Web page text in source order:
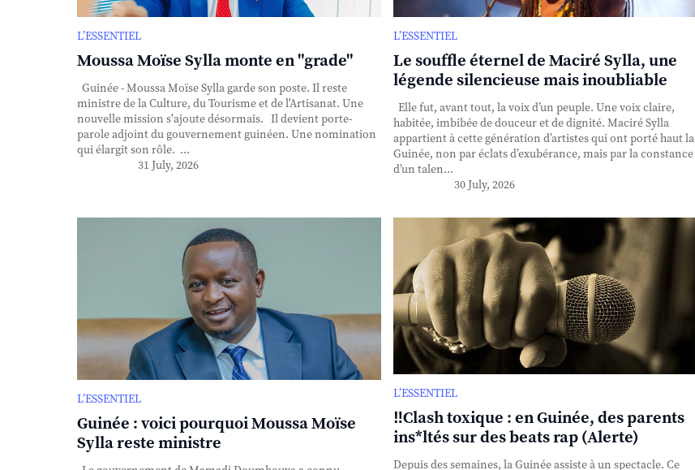
L’ESSENTIEL
Moussa Moïse Sylla monte en "grade"
Guinée - Moussa Moïse Sylla garde son poste. Il reste
ministre de la Culture, du Tourisme et de l'Artisanat. Une
nouvelle mission s'ajoute désormais. Il devient porte-
parole adjoint du gouvernement guinéen. Une nomination
qui élargit son rôle. ...
31 July, 2026
L’ESSENTIEL
Le souffle éternel de Maciré Sylla, une
légende silencieuse mais inoubliable
Elle fut, avant tout, la voix d’un peuple. Une voix claire,
habitée, imbibée de douceur et de dignité. Maciré Sylla
appartient à cette génération d’artistes qui ont porté haut la
Guinée, non par éclats d’exubérance, mais par la constance
d’un talen...
30 July, 2026
L’ESSENTIEL
Guinée : voici pourquoi Moussa Moïse
Sylla reste ministre
L’ESSENTIEL
‼️Clash toxique : en Guinée, des parents
ins*ltés sur des beats rap (Alerte)
Depuis des semaines, la Guinée assiste à un spectacle. Ce